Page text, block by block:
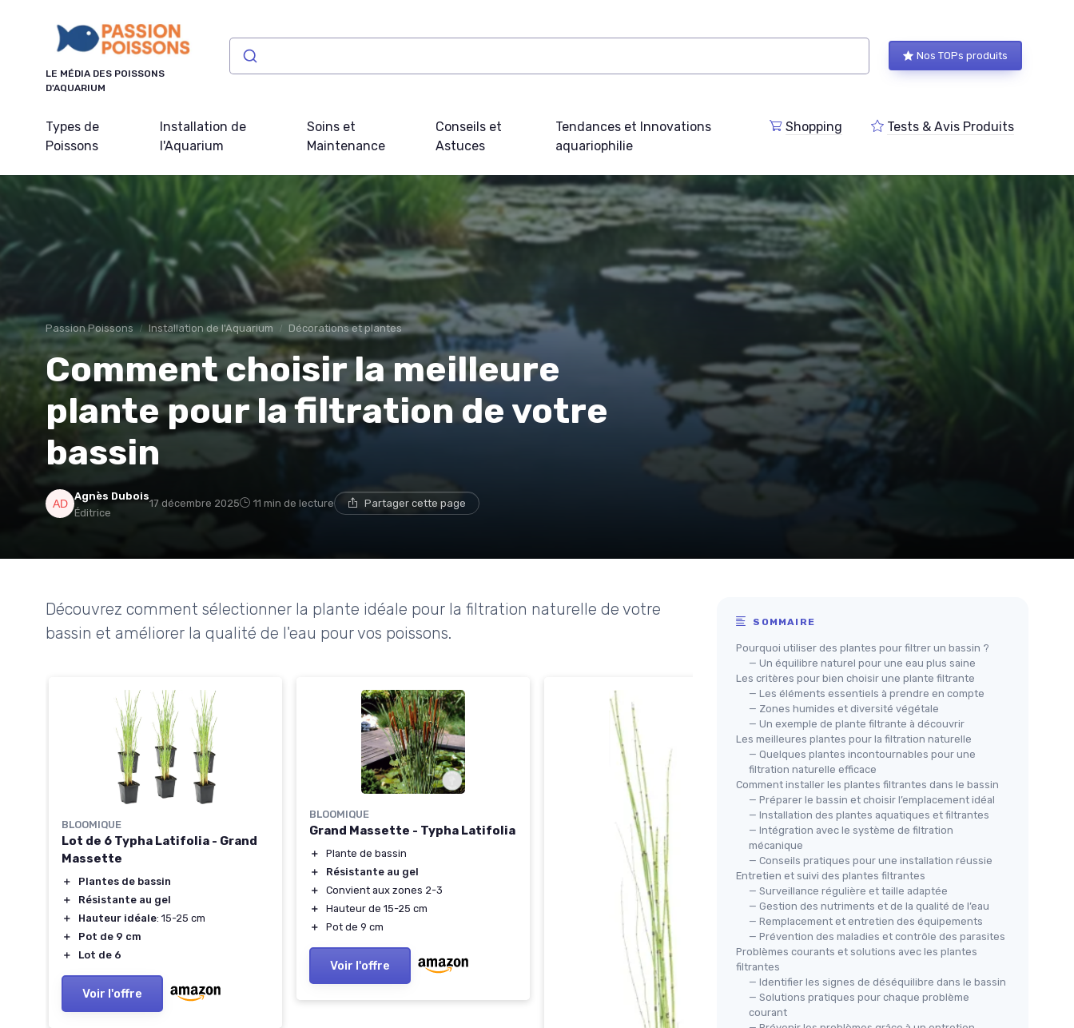
LE MÉDIA DES POISSONS
D'AQUARIUM
Nos TOPs produits
Types de
Poissons
Installation de
l'Aquarium
Soins et
Maintenance
Conseils et
Astuces
Tendances et Innovations
aquariophilie
Shopping Tests & Avis Produits
Passion Poissons Installation de l'Aquarium Décorations et plantes
Comment choisir la meilleure
plante pour la filtration de votre
bassin
Agnès Dubois
Éditrice
17 décembre 2025 11 min de lecture Partager cette page
Découvrez comment sélectionner la plante idéale pour la filtration naturelle de votre
bassin et améliorer la qualité de l'eau pour vos poissons.
BLOOMIQUE
Lot de 6 Typha Latifolia - Grand
Massette
＋
Plantes de bassin
＋
Résistante au gel
＋
Hauteur idéale: 15-25 cm
＋
Pot de 9 cm
＋
Lot de 6
Voir l'offre
BLOOMIQUE
Grand Massette - Typha Latifolia
＋
Plante de bassin
＋
Résistante au gel
＋
Convient aux zones 2-3
＋
Hauteur de 15-25 cm
＋
Pot de 9 cm
Voir l'offre
BLOOMIQUE
Typha Latifolia - Grand Massette
＋
Résistante au gel
＋ Idéale pour les bacs à plantes
＋ Hauteur de 15-25 cm
＋ Lot de 3 plantes
★★★★★
★★★★★ 4/5 211 avis
Voir l'offre
SOMMAIRE
Pourquoi utiliser des plantes pour filtrer un bassin ?
— Un équilibre naturel pour une eau plus saine
Les critères pour bien choisir une plante filtrante
— Les éléments essentiels à prendre en compte
— Zones humides et diversité végétale
— Un exemple de plante filtrante à découvrir
Les meilleures plantes pour la filtration naturelle
— Quelques plantes incontournables pour une
filtration naturelle efficace
Comment installer les plantes filtrantes dans le bassin
— Préparer le bassin et choisir l’emplacement idéal
— Installation des plantes aquatiques et filtrantes
— Intégration avec le système de filtration
mécanique
— Conseils pratiques pour une installation réussie
Entretien et suivi des plantes filtrantes
— Surveillance régulière et taille adaptée
— Gestion des nutriments et de la qualité de l’eau
— Remplacement et entretien des équipements
— Prévention des maladies et contrôle des parasites
Problèmes courants et solutions avec les plantes
filtrantes
— Identifier les signes de déséquilibre dans le bassin
— Solutions pratiques pour chaque problème
courant